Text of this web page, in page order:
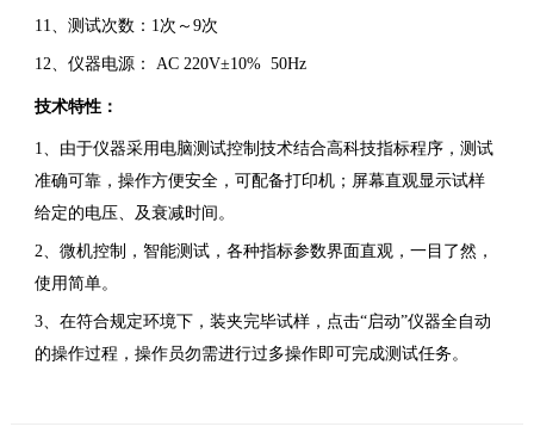
11、测试次数：1次～9次
12、仪器电源： AC 220V±10% 50Hz
技术特性：
1、由于仪器采用电脑测试控制技术结合高科技指标程序，测试
准确可靠，操作方便安全，可配备打印机；屏幕直观显示试样
给定的电压、及衰减时间。
2、微机控制，智能测试，各种指标参数界面直观，一目了然，
使用简单。
3、在符合规定环境下，装夹完毕试样，点击“启动”仪器全自动
的操作过程，操作员勿需进行过多操作即可完成测试任务。